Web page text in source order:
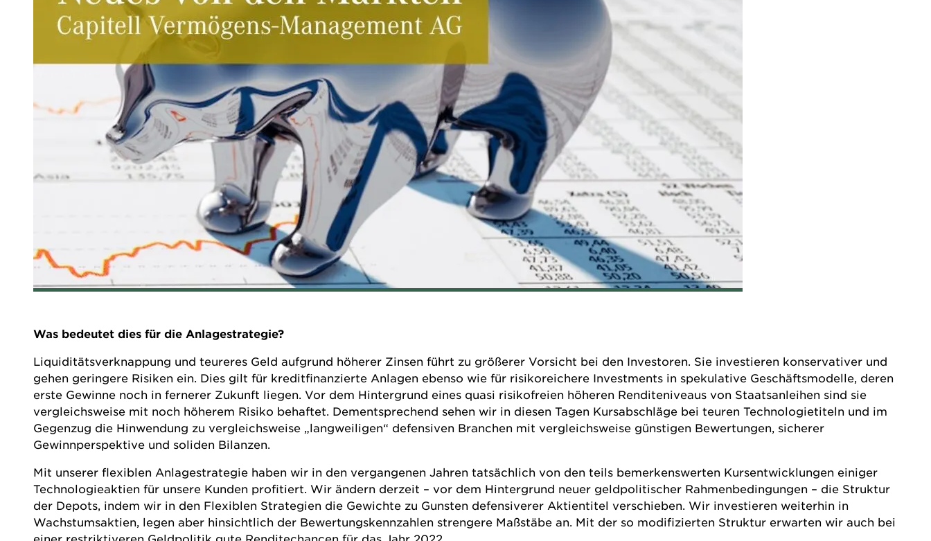
Was bedeutet dies für die Anlagestrategie?
Liquiditätsverknappung und teureres Geld aufgrund höherer Zinsen führt zu größerer Vorsicht bei den Investoren. Sie investieren konservativer und
gehen geringere Risiken ein. Dies gilt für kreditfinanzierte Anlagen ebenso wie für risikoreichere Investments in spekulative Geschäftsmodelle, deren
erste Gewinne noch in fernerer Zukunft liegen. Vor dem Hintergrund eines quasi risikofreien höheren Renditeniveaus von Staatsanleihen sind sie
vergleichsweise mit noch höherem Risiko behaftet. Dementsprechend sehen wir in diesen Tagen Kursabschläge bei teuren Technologietiteln und im
Gegenzug die Hinwendung zu vergleichsweise „langweiligen“ defensiven Branchen mit vergleichsweise günstigen Bewertungen, sicherer
Gewinnperspektive und soliden Bilanzen.
Mit unserer flexiblen Anlagestrategie haben wir in den vergangenen Jahren tatsächlich von den teils bemerkenswerten Kursentwicklungen einiger
Technologieaktien für unsere Kunden profitiert. Wir ändern derzeit – vor dem Hintergrund neuer geldpolitischer Rahmenbedingungen – die Struktur
der Depots, indem wir in den Flexiblen Strategien die Gewichte zu Gunsten defensiverer Aktientitel verschieben. Wir investieren weiterhin in
Wachstumsaktien, legen aber hinsichtlich der Bewertungskennzahlen strengere Maßstäbe an. Mit der so modifizierten Struktur erwarten wir auch bei
einer restriktiveren Geldpolitik gute Renditechancen für das Jahr 2022.